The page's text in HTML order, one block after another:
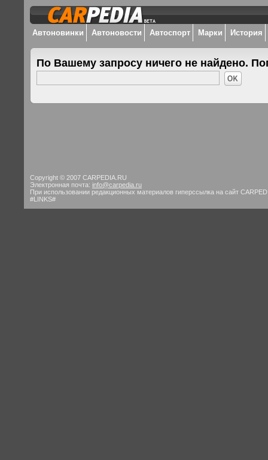
Автоновинки Автоновости Автоспорт Марки История
По Вашему запросу ничего не найдено.
Copyright © 2007 CARPEDIA.RU
Электронная почта: info@carpedia.ru
При использовании редакционных материалов гиперссылка на сайт
#LINKS#